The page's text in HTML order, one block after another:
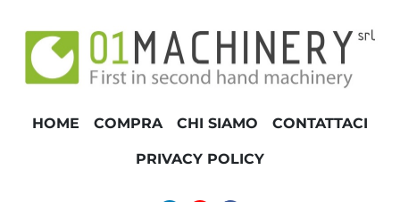
HOME COMPRA CHI SIAMO CONTATTACI
PRIVACY POLICY